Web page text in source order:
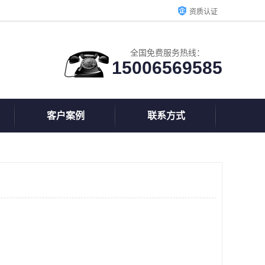
资质认证
全国免费服务热线：
15006569585
客户案例 联系方式